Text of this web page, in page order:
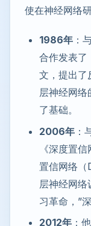
使在神经网络
1986年 ：
合作发表了
文，提出了
层神经网络
了基础。
2006年 ：
《深度置
置信网络（
层神经网
习革命，”
2012年 ：